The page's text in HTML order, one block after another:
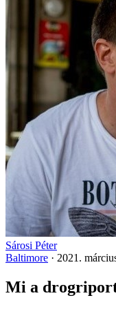
Sárosi Péter
Baltimore · 2021.
Mi a